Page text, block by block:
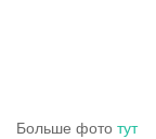
Больше фото тут